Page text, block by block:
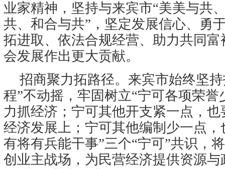
业家精神，坚持与来宾市“美美与共
共、和合与共”，坚定发展信心、勇
拓进取、依法合规经营、助力共同
会发展作出更大贡献。
招商聚力拓路径。来宾市始终坚
程”不动摇，牢固树立“宁可各项荣
力抓经济；宁可其他开支紧一点，
经济发展上；宁可其他编制少一点
有将有兵能干事”三个“宁可”共识，
创业主战场，为民营经济提供资源